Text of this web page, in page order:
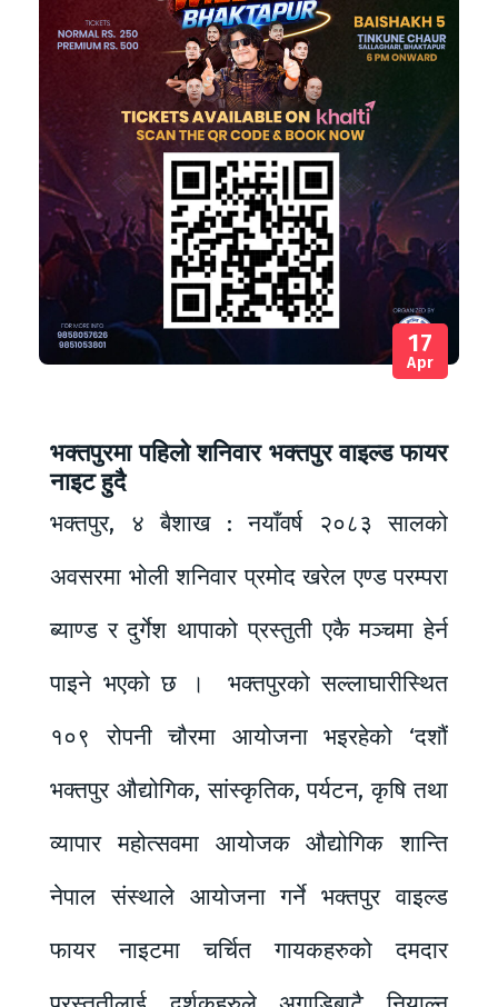
17
Apr
भक्तपुरमा पहिलो शनिवार भक्तपुर वाइल्ड फायर
नाइट हुदै
भक्तपुर, ४ बैशाख : नयाँवर्ष २०८३ सालको
अवसरमा भोली शनिवार प्रमोद खरेल एण्ड परम्परा
ब्याण्ड र दुर्गेश थापाको प्रस्तुती एकै मञ्चमा हेर्न
पाइने भएको छ । भक्तपुरको सल्लाघारीस्थित
१०९ रोपनी चौरमा आयोजना भइरहेको ‘दशौं
भक्तपुर औद्योगिक, सांस्कृतिक, पर्यटन, कृषि तथा
व्यापार महोत्सवमा आयोजक औद्योगिक शान्ति
नेपाल संस्थाले आयोजना गर्ने भक्तपुर वाइल्ड
फायर नाइटमा चर्चित गायकहरुको दमदार